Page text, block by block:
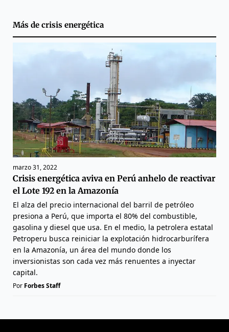
Más de crisis energética
marzo 31, 2022
Crisis energética aviva en Perú anhelo de reactivar
el Lote 192 en la Amazonía
El alza del precio internacional del barril de petróleo
presiona a Perú, que importa el 80% del combustible,
gasolina y diesel que usa. En el medio, la petrolera estatal
Petroperu busca reiniciar la explotación hidrocarburífera
en la Amazonía, un área del mundo donde los
inversionistas son cada vez más renuentes a inyectar
capital.
Por Forbes Staff